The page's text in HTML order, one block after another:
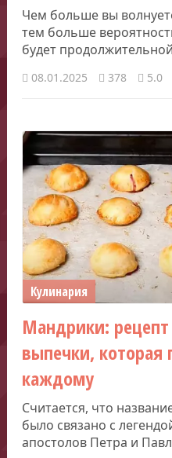
Чем больше вы
тем больше
будет продолжительной
08.01.2025 378 5.0
Кулинария
Мандрики: рецепт
выпечки, которая
каждому
Считается, что
было связано с
апостолов Петра и